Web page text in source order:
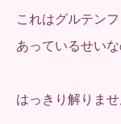
これはグルテン
あっているせい
はっきり解りま